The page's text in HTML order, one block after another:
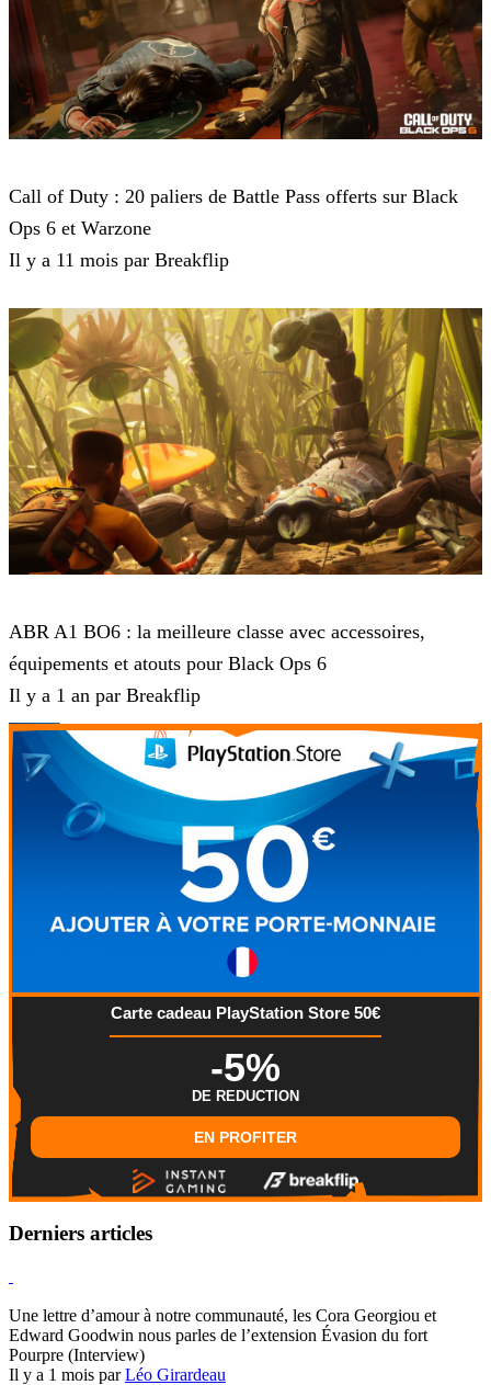
Call of Duty : 20 paliers de Battle Pass offerts sur Black
Ops 6 et Warzone
Il y a 11 mois par Breakflip
ABR A1 BO6 : la meilleure classe avec accessoires,
équipements et atouts pour Black Ops 6
Il y a 1 an par Breakflip
Carte cadeau PlayStation Store 50€
-5%
DE REDUCTION
EN PROFITER
Derniers articles
Une lettre d’amour à notre communauté, les Cora Georgiou et
Edward Goodwin nous parles de l’extension Évasion du fort
Pourpre (Interview)
Il y a 1 mois parLéo Girardeau